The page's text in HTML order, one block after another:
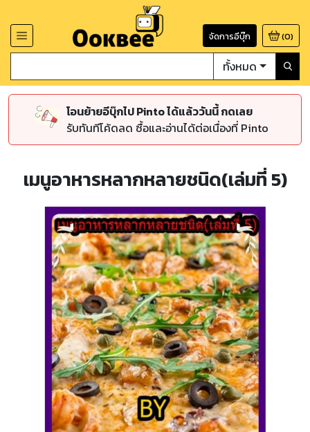
จัดการอีบุ๊ก (0)
ทั้งหมด
โอนย้ายอีบุ๊กไป Pinto ได้แล้ววันนี้ กดเลย
รับทันทีโค้ดลด ซื้อและอ่านได้ต่อเนื่องที่ Pinto
เมนูอาหารหลากหลายชนิด(เล่มที่ 5)